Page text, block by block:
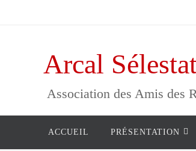
Arcal
Association des Amis des
ACCUEIL PRÉSENTATION